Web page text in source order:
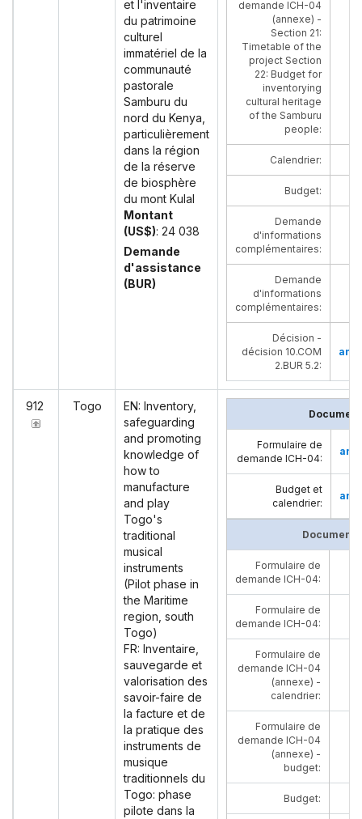
et l'inventaire
du patrimoine
culturel
immatériel de la
communauté
pastorale
Samburu du
nord du Kenya,
particulièrement
dans la région
de la réserve
de biosphère
du mont Kulal
Montant
(US$): 24 038
Demande
d'assistance
(BUR)
demande ICH-04
(annexe) -
Section 21:
Timetable of the
project Section
22: Budget for
inventorying
cultural heritage
of the Samburu
people:
Calendrier:
Budget:
Demande
d'informations
complémentaires:
Demande
d'informations
complémentaires:
Décision -
décision 10.COM
2.BUR 5.2:
912 Togo
EN: Inventory,
safeguarding
and promoting
knowledge of
how to
manufacture
and play
Togo's
traditional
musical
instruments
(Pilot phase in
the Maritime
region, south
Togo)
FR: Inventaire,
sauvegarde et
valorisation des
savoir-faire de
la facture et de
la pratique des
instruments de
musique
traditionnels du
Togo: phase
pilote dans la
Formulaire de
demande ICH-04:
Budget et
calendrier:
Formulaire de
demande ICH-04:
Formulaire de
demande ICH-04:
Formulaire de
demande ICH-04
(annexe) -
calendrier:
Formulaire de
demande ICH-04
(annexe) -
budget:
Budget: